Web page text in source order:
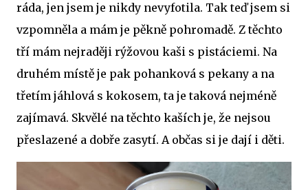
ráda, jen jsem je nikdy nevyfotila. Tak teď jsem si
vzpomněla a mám je pěkně pohromadě. Z těchto
tří mám nejraději rýžovou kaši s pistáciemi. Na
druhém místě je pak pohanková s pekany a na
třetím jáhlová s kokosem, ta je taková nejméně
zajímavá. Skvělé na těchto kaších je, že nejsou
přeslazené a dobře zasytí. A občas si je dají i děti.